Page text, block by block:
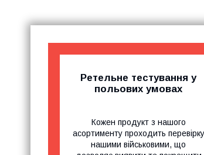
Ретельне тестування у
польових умовах
Кожен продукт з нашого
асортименту проходить перевірку
нашими військовими, що